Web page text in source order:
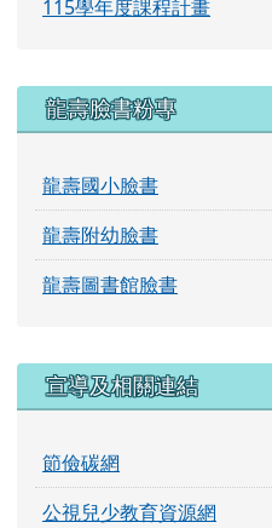
115學年度課程計畫
龍壽臉書粉專
龍壽國小臉書
龍壽附幼臉書
龍壽圖書館臉書
宣導及相關連結
節儉碳網
公視兒少教育資源網